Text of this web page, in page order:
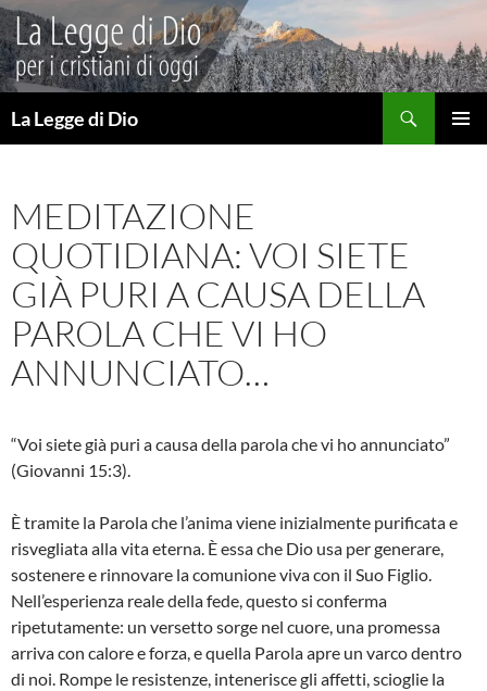
Vai
al
contenuto
La Legge di Dio
MEDITAZIONE
QUOTIDIANA: VOI SIETE
GIÀ PURI A CAUSA DELLA
PAROLA CHE VI HO
ANNUNCIATO…
“Voi siete già puri a causa della parola che vi ho annunciato”
(Giovanni 15:3).
È tramite la Parola che l’anima viene inizialmente purificata e
risvegliata alla vita eterna. È essa che Dio usa per generare,
sostenere e rinnovare la comunione viva con il Suo Figlio.
Nell’esperienza reale della fede, questo si conferma
ripetutamente: un versetto sorge nel cuore, una promessa
arriva con calore e forza, e quella Parola apre un varco dentro
di noi. Rompe le resistenze, intenerisce gli affetti, scioglie la